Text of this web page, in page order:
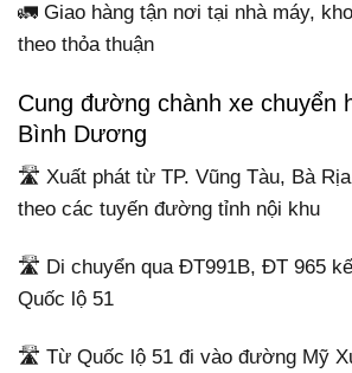
🚛 Giao hàng tận nơi tại nhà máy,
theo thỏa thuận
Cung đường chành xe chuyển
Bình Dương
🛣️ Xuất phát từ TP. Vũng Tàu, Bà
theo các tuyến đường tỉnh nội khu
🛣️ Di chuyển qua ĐT991B, ĐT 965
Quốc lộ 51
🛣️ Từ Quốc lộ 51 đi vào đường Mỹ